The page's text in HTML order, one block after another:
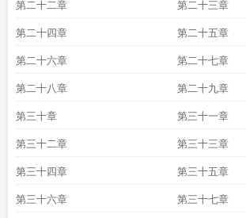
第二十二章 第二十三章
第二十四章 第二十五章
第二十六章 第二十七章
第二十八章 第二十九章
第三十章 第三十一章
第三十二章 第三十三章
第三十四章 第三十五章
第三十六章 第三十七章